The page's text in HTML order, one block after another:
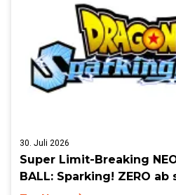
30. Juli 2026
Super Limit-Breaking
BALL: Sparking! ZERO